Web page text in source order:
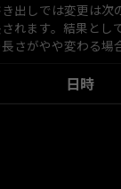
出しでは変更は次
れます。結果とし
さがやや変わる場
日時